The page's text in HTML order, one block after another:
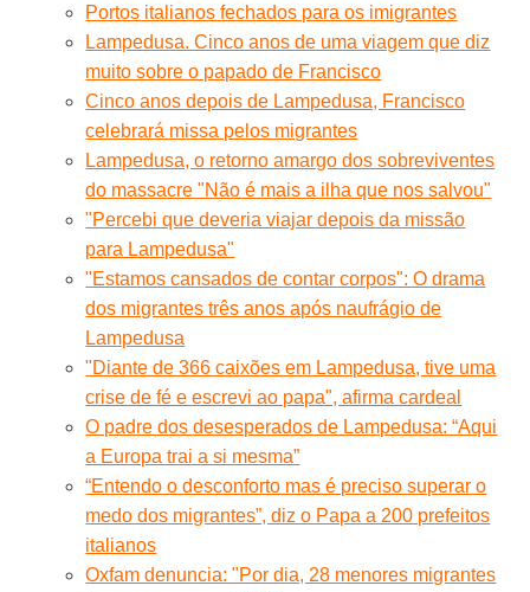
Portos italianos fechados para os imigrantes
Lampedusa. Cinco anos de uma viagem que diz
muito sobre o papado de Francisco
Cinco anos depois de Lampedusa, Francisco
celebrará missa pelos migrantes
Lampedusa, o retorno amargo dos sobreviventes
do massacre "Não é mais a ilha que nos salvou"
"Percebi que deveria viajar depois da missão
para Lampedusa"
"Estamos cansados de contar corpos": O drama
dos migrantes três anos após naufrágio de
Lampedusa
"Diante de 366 caixões em Lampedusa, tive uma
crise de fé e escrevi ao papa", afirma cardeal
O padre dos desesperados de Lampedusa: “Aqui
a Europa trai a si mesma”
“Entendo o desconforto mas é preciso superar o
medo dos migrantes”, diz o Papa a 200 prefeitos
italianos
Oxfam denuncia: "Por dia, 28 menores migrantes